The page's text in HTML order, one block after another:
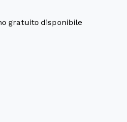
gratuito disponibile